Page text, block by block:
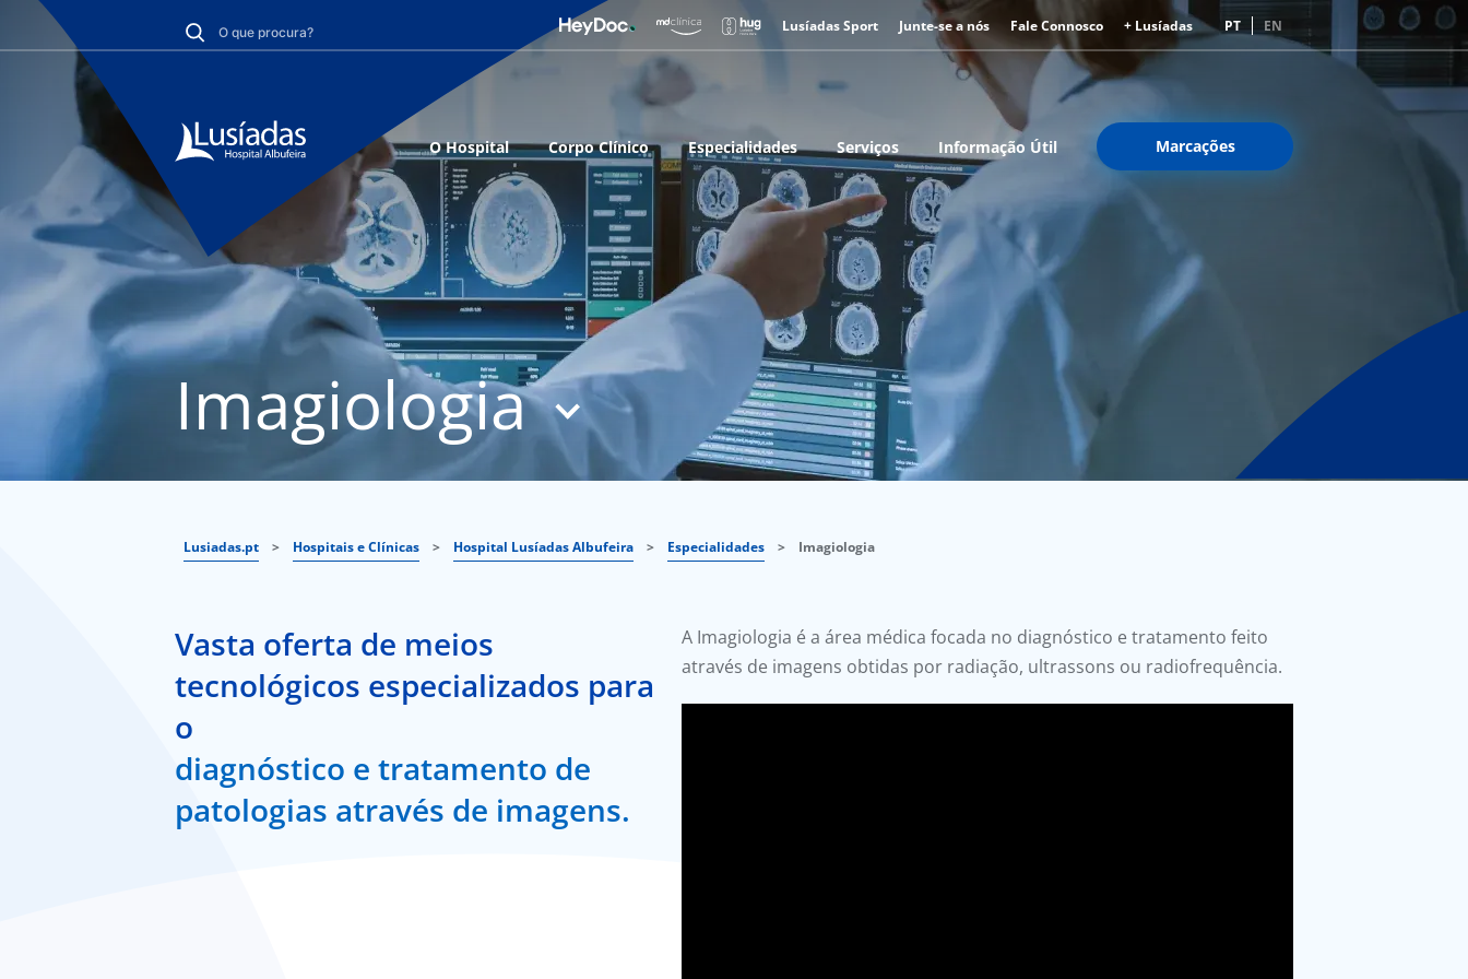
Lusíadas Sport Junte-se a nós Fale Connosco + Lusíadas PT EN
O Hospital Corpo Clínico Especialidades Serviços Informação Útil Marcações
Imagiologia
Lusiadas.pt > Hospitais e Clínicas > Hospital Lusíadas Albufeira > Especialidades > Imagiologia
Vasta oferta de meios
tecnológicos especializados para
o
diagnóstico e tratamento de
patologias através de imagens.
A Imagiologia é a área médica focada no diagnóstico e tratamento feito
através de imagens obtidas por radiação, ultrassons ou radiofrequência.